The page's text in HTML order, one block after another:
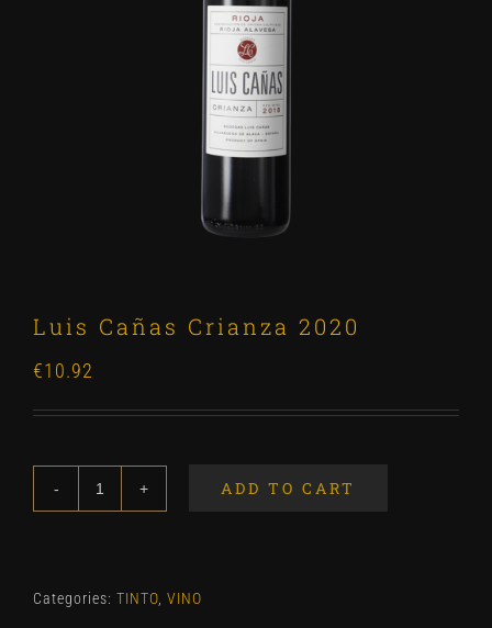
Luis Cañas Crianza 2020
€10.92
2020
ADD TO CART
Categories: TINTO VINO